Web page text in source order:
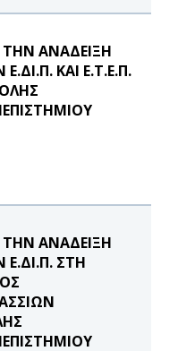
ΑΝΑΔΕΙΞΗ
ΚΑΙ Ε.Τ.Ε.Π.
ΑΝΑΔΕΙΞΗ
ΣΤΗ